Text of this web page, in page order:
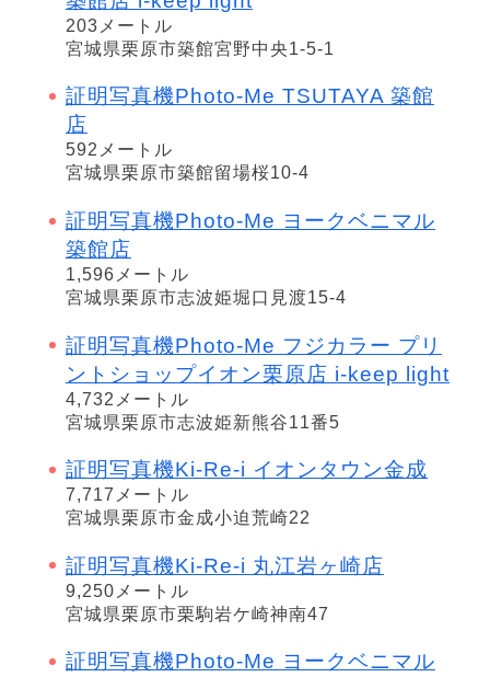
203メートル
宮城県栗原市築館宮野中央1-5-1
証明写真機Photo-Me TSUTAYA 築館
店
592メートル
宮城県栗原市築館留場桜10-4
証明写真機Photo-Me ヨークベニマル
築館店
1,596メートル
宮城県栗原市志波姫堀口見渡15-4
証明写真機Photo-Me フジカラー プリ
ントショップイオン栗原店 i-keep light
4,732メートル
宮城県栗原市志波姫新熊谷11番5
証明写真機Ki-Re-i イオンタウン金成
7,717メートル
宮城県栗原市金成小迫荒崎22
証明写真機Ki-Re-i 丸江岩ヶ崎店
9,250メートル
宮城県栗原市栗駒岩ケ崎神南47
証明写真機Photo-Me ヨークベニマル